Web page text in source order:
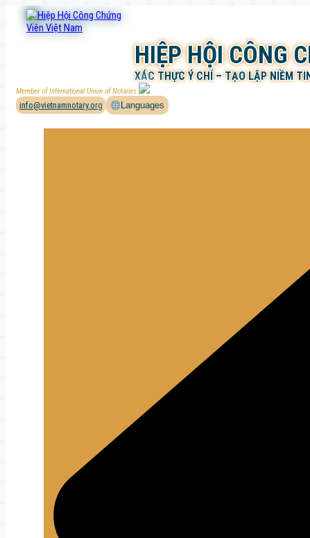
Chuyển
HIỆP HỘI CÔNG
XÁC THỰC Ý CHÍ – TẠO LẬP NIỀM
Member of International Union of Notaries
info@vietnamnotary.org Languages